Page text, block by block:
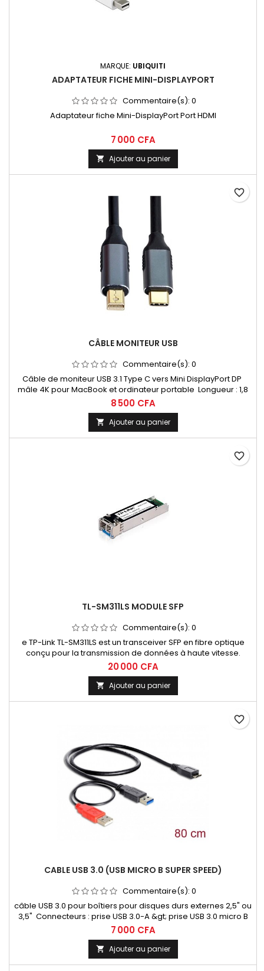
MARQUE: UBIQUITI
ADAPTATEUR FICHE MINI-DISPLAYPORT
Commentaire(s): 0
Adaptateur fiche Mini-DisplayPort Port HDMI
7 000 CFA
 Ajouter au panier
CÂBLE MONITEUR USB
Commentaire(s): 0
Câble de moniteur USB 3.1 Type C vers Mini DisplayPort DP
mâle 4K pour MacBook et ordinateur portable Longueur : 1,8
m
8 500 CFA
 Ajouter au panier
favorite_border
TL-SM311LS MODULE SFP
Commentaire(s): 0
e TP-Link TL-SM311LS est un transceiver SFP en fibre optique
conçu pour la transmission de données à haute vitesse.
20 000 CFA
 Ajouter au panier
favorite_border
CABLE USB 3.0 (USB MICRO B SUPER SPEED)
Commentaire(s): 0
câble USB 3.0 pour boîtiers pour disques durs externes 2,5" ou
3,5" Connecteurs : prise USB 3.0-A &gt; prise USB 3.0 micro B
(données + alimentation) + prise USB 2.0-A (alimentation)
7 000 CFA
 Ajouter au panier
favorite_border